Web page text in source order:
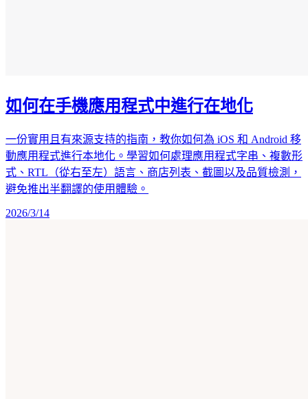
如何在手機應用程式中進行在地化
一份實用且有來源支持的指南，教你如何為 iOS 和 Android 移
動應用程式進行本地化。學習如何處理應用程式字串、複數形
式、RTL（從右至左）語言、商店列表、截圖以及品質檢測，
避免推出半翻譯的使用體驗。
2026/3/14